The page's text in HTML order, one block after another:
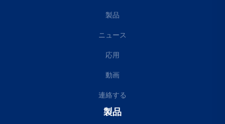
製品
ニュース
応用
動画
連絡する
製品